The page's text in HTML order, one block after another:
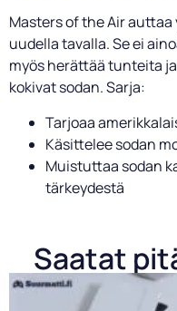
Masters of the Air
uudella tavalla. Se ei
myös herättää tunteita
kokivat sodan. Sarja:
Tarjoaa
Käsittelee sodan
Muistuttaa sodan
tärkeydestä
Saatat